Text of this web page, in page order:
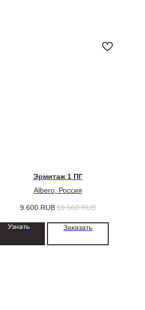
Эрмитаж 1 ПГ
Albero, Россия
9 600 RUB10 560 RUB
Узнать Заказать